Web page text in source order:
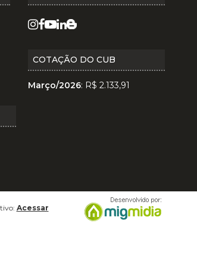
COTAÇÃO DO CUB
Março/2026: R$ 2.133,91
Acessar